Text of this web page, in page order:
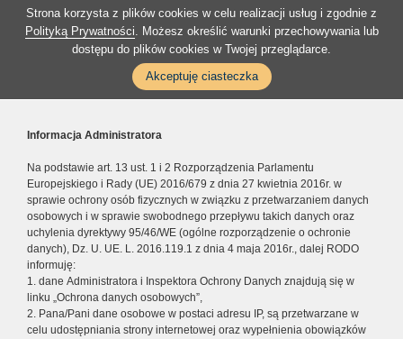
Strona korzysta z plików cookies w celu realizacji usług i zgodnie z
Polityką Prywatności. Możesz określić warunki przechowywania lub
dostępu do plików cookies w Twojej przeglądarce.
Akceptuję ciasteczka
Informacja Administratora
Na podstawie art. 13 ust. 1 i 2 Rozporządzenia Parlamentu
Europejskiego i Rady (UE) 2016/679 z dnia 27 kwietnia 2016r. w
sprawie ochrony osób fizycznych w związku z przetwarzaniem danych
osobowych i w sprawie swobodnego przepływu takich danych oraz
uchylenia dyrektywy 95/46/WE (ogólne rozporządzenie o ochronie
danych), Dz. U. UE. L. 2016.119.1 z dnia 4 maja 2016r., dalej RODO
informuję:
1. dane Administratora i Inspektora Ochrony Danych znajdują się w
linku „Ochrona danych osobowych”,
2. Pana/Pani dane osobowe w postaci adresu IP, są przetwarzane w
celu udostępniania strony internetowej oraz wypełnienia obowiązków